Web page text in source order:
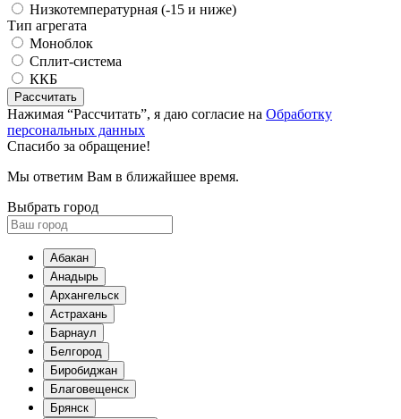
Низкотемпературная (-15 и ниже)
Тип агрегата
Моноблок
Сплит-система
ККБ
Рассчитать
Нажимая “Рассчитать”, я даю согласие на Обработку
персональных данных
Спасибо за обращение!
Мы ответим Вам в ближайшее время.
Выбрать город
Абакан
Анадырь
Архангельск
Астрахань
Барнаул
Белгород
Биробиджан
Благовещенск
Брянск